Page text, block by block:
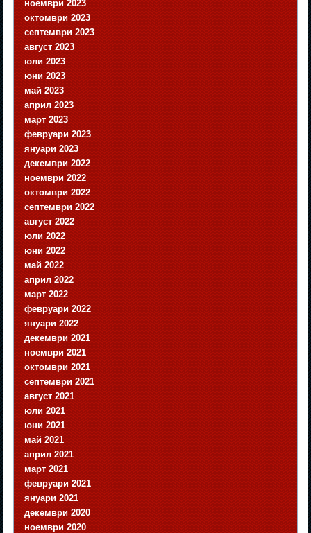
ноември 2023
октомври 2023
септември 2023
август 2023
юли 2023
юни 2023
май 2023
април 2023
март 2023
февруари 2023
януари 2023
декември 2022
ноември 2022
октомври 2022
септември 2022
август 2022
юли 2022
юни 2022
май 2022
април 2022
март 2022
февруари 2022
януари 2022
декември 2021
ноември 2021
октомври 2021
септември 2021
август 2021
юли 2021
юни 2021
май 2021
април 2021
март 2021
февруари 2021
януари 2021
декември 2020
ноември 2020